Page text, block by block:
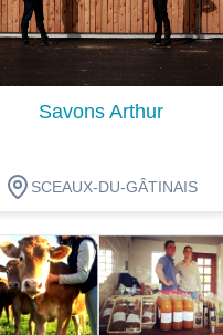
Savons Arthur
SCEAUX-DU-GÂTINAIS
Dégustation